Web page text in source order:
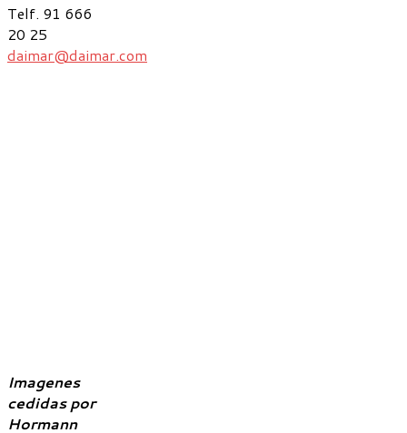
Telf. 91 666
20 25
daimar@daimar.com
Imagenes
cedidas por
Hormann